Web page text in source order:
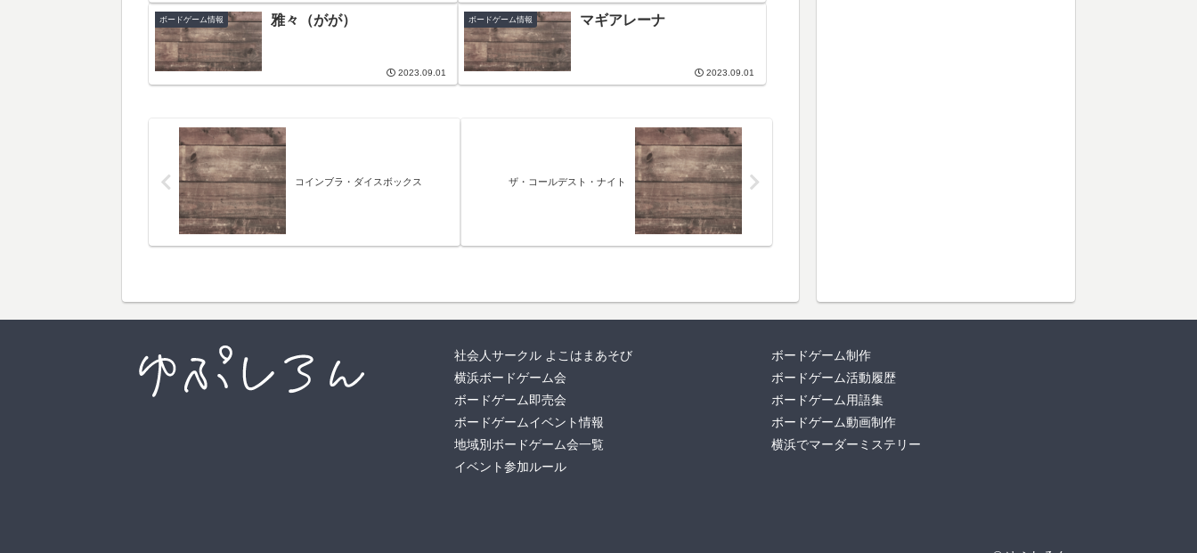
ボードゲーム情報 雅々（がが）
2023.09.01
ボードゲーム情報 マギアレーナ
2023.09.01
コインブラ・ダイスボックス ザ・コールデスト・ナイト
社会人サークル よこはまあそび
横浜ボードゲーム会
ボードゲーム即売会
ボードゲームイベント情報
地域別ボードゲーム会一覧
イベント参加ルール
ボードゲーム制作
ボードゲーム活動履歴
ボードゲーム用語集
ボードゲーム動画制作
横浜でマーダーミステリー